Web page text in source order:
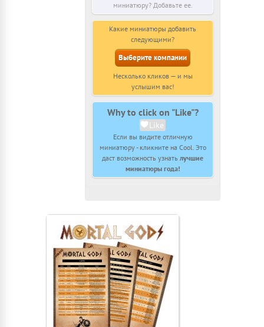
миниатюру? Добавьте ее.
Какие миниатюры добавить
следующими?
Выберите компании
Несколько кликов — и мы
услышим вас!
Why to click on "Like"?
Like
Если вы видите отличную
миниатюру - кликните на Cool. Это
даст возможность узнать лучшие
миниатюры года!